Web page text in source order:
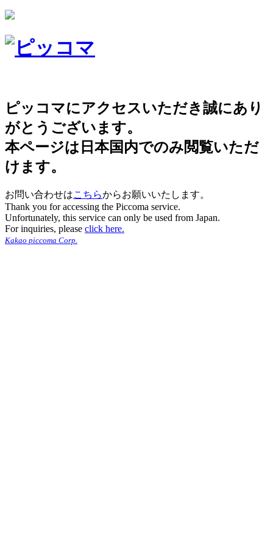
ピッコマにアクセスいただき誠にあり
がとうございます。
本ページは日本国内でのみ閲覧いただ
けます。
お問い合わせはこちらからお願いいたします。
Thank you for accessing the Piccoma service.
Unfortunately, this service can only be used from Japan.
For inquiries, please click here.
Kakao piccoma Corp.